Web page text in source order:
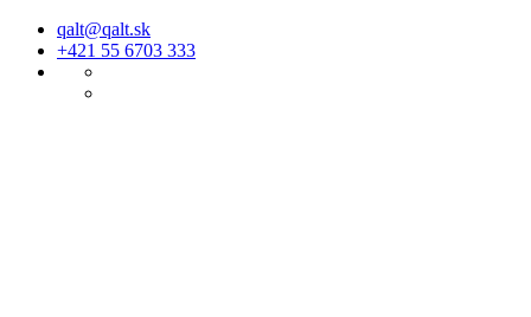
qalt@qalt.sk
+421 55 6703 333